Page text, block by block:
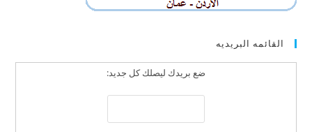
القائمه البريديه
ضع بريدك ليصلك كل جديد: